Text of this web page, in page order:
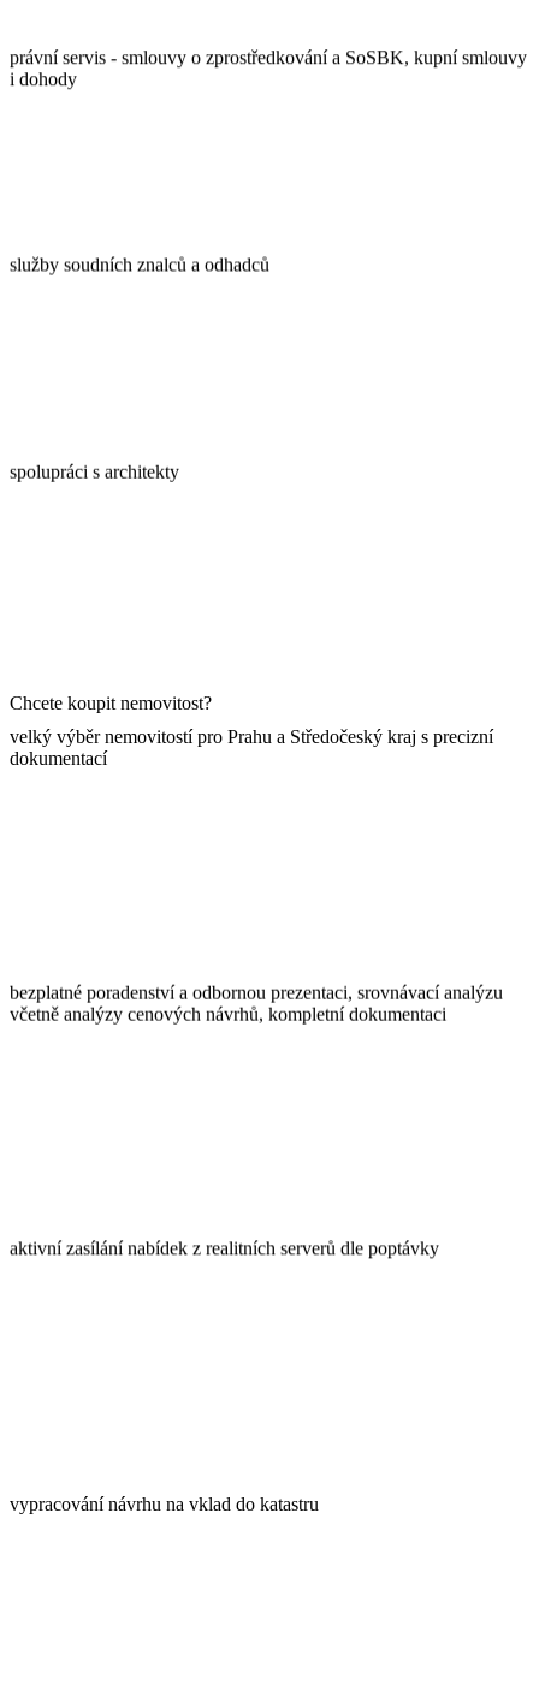
právní servis - smlouvy o zprostředkování a SoSBK, kupní smlouvy
i dohody
služby soudních znalců a odhadců
spolupráci s architekty
Chcete koupit nemovitost?
velký výběr nemovitostí pro Prahu a Středočeský kraj s precizní
dokumentací
bezplatné poradenství a odbornou prezentaci, srovnávací analýzu
včetně analýzy cenových návrhů, kompletní dokumentaci
aktivní zasílání nabídek z realitních serverů dle poptávky
vypracování návrhu na vklad do katastru